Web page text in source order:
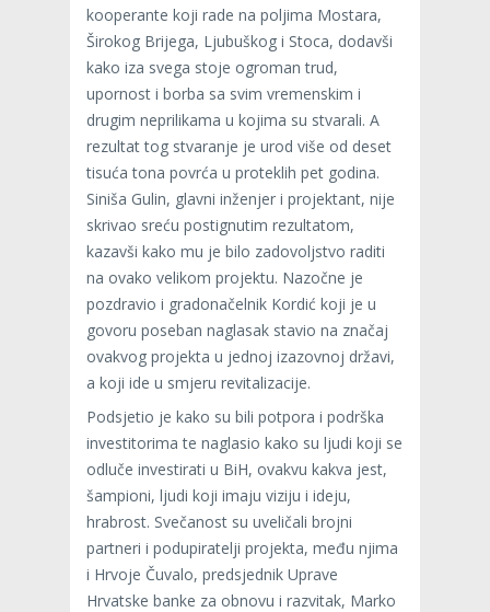
kooperante koji rade na poljima Mostara,
Širokog Brijega, Ljubuškog i Stoca, dodavši
kako iza svega stoje ogroman trud,
upornost i borba sa svim vremenskim i
drugim neprilikama u kojima su stvarali. A
rezultat tog stvaranje je urod više od deset
tisuća tona povrća u proteklih pet godina.
Siniša Gulin, glavni inženjer i projektant, nije
skrivao sreću postignutim rezultatom,
kazavši kako mu je bilo zadovoljstvo raditi
na ovako velikom projektu. Nazočne je
pozdravio i gradonačelnik Kordić koji je u
govoru poseban naglasak stavio na značaj
ovakvog projekta u jednoj izazovnoj državi,
a koji ide u smjeru revitalizacije.
Podsjetio je kako su bili potpora i podrška
investitorima te naglasio kako su ljudi koji se
odluče investirati u BiH, ovakvu kakva jest,
šampioni, ljudi koji imaju viziju i ideju,
hrabrost. Svečanost su uveličali brojni
partneri i podupiratelji projekta, među njima
i Hrvoje Čuvalo, predsjednik Uprave
Hrvatske banke za obnovu i razvitak, Marko